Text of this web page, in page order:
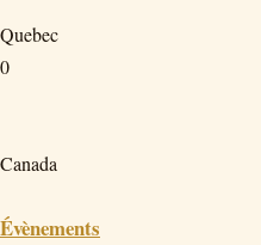
Quebec
0
Canada
Évènements